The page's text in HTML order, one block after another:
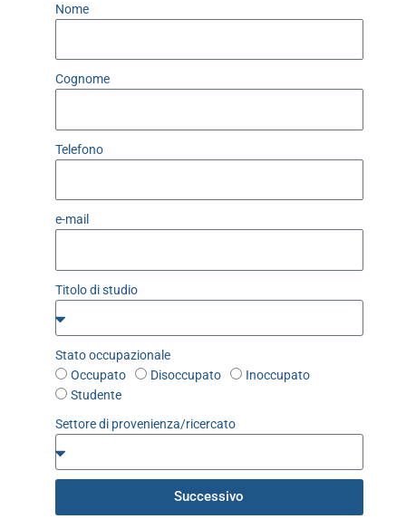
Nome
Cognome
Telefono
e-mail
Titolo di studio
Stato occupazionale
Occupato
Disoccupato
Inoccupato
Studente
Settore di provenienza/ricercato
Successivo